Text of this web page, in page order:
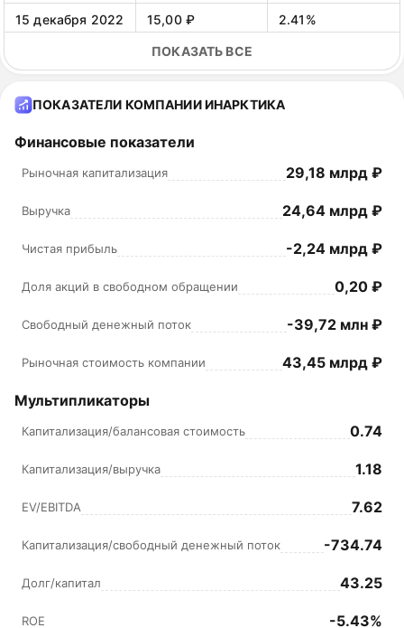
15 декабря 2022 15,00 ₽
2.41%
15,00 ₽
20 сентября
08 июля 2021 4,00 ₽
10 сентября
5,00 ₽ 2.21%
ПОКАЗАТЬ ВСЕ
ПОКАЗАТЕЛИ КОМПАНИИ ИНАРКТИКА
Финансовые показатели
Рыночная капитализация 29,18 млрд ₽
Выручка 24,64 млрд ₽
Чистая прибыль -2,24 млрд ₽
Доля акций в свободном обращении 0,20 ₽
Свободный денежный поток -39,72 млн ₽
Рыночная стоимость компании 43,45 млрд ₽
Мультипликаторы
Капитализация/балансовая стоимость 0.74
Капитализация/выручка 1.18
EV/EBITDA 7.62
Капитализация/свободный денежный поток -734.74
Долг/капитал 43.25
ROE -5.43%